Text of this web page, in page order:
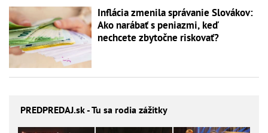
Inflácia zmenila správanie Slovákov:
Ako narábať s peniazmi, keď
nechcete zbytočne riskovať?
PREDPREDAJ.sk - Tu sa rodia zážitky